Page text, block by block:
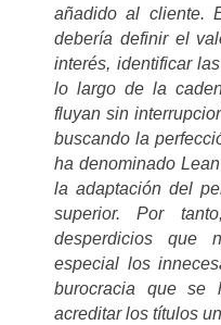
añadido al cliente.
debería definir el
interés, identificar
lo largo de la
fluyan sin
buscando la
ha denominado
la adaptación del
superior. Por
desperdicios que
especial los
burocracia que se
acreditar los títulos